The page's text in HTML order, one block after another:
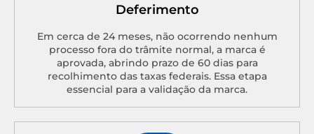
Deferimento
Em cerca de 24 meses, não ocorrendo nenhum
processo fora do trâmite normal, a marca é
aprovada, abrindo prazo de 60 dias para
recolhimento das taxas federais. Essa etapa
essencial para a validação da marca.